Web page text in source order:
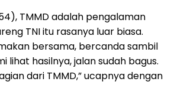
TMMD adalah pengalaman
TNI itu rasanya luar biasa.
bersama, bercanda sambil
lihat hasilnya, jalan sudah bagus.
dari TMMD,” ucapnya dengan